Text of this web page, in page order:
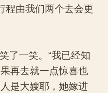
由我们两个去会更
了一笑。“我已经知
再去就一点惊喜也
是大嫂耶，她嫁进